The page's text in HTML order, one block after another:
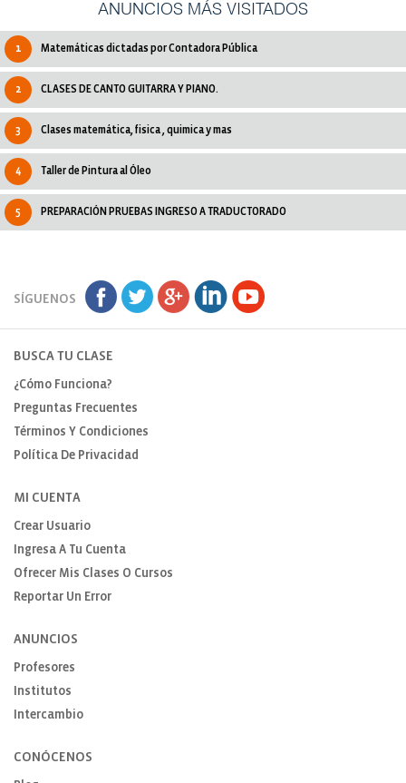
ANUNCIOS MÁS VISITADOS
1 Matemáticas dictadas por Contadora Pública
2 CLASES DE CANTO GUITARRA Y PIANO.
3 Clases matemática, fisica , quimica y mas
4 Taller de Pintura al Óleo
5 PREPARACIÓN PRUEBAS INGRESO A TRADUCTORADO
SÍGUENOS
BUSCA TU CLASE
¿Cómo Funciona?
Preguntas Frecuentes
Términos Y Condiciones
Política De Privacidad
MI CUENTA
Crear Usuario
Ingresa A Tu Cuenta
Ofrecer Mis Clases O Cursos
Reportar Un Error
ANUNCIOS
Profesores
Institutos
Intercambio
CONÓCENOS